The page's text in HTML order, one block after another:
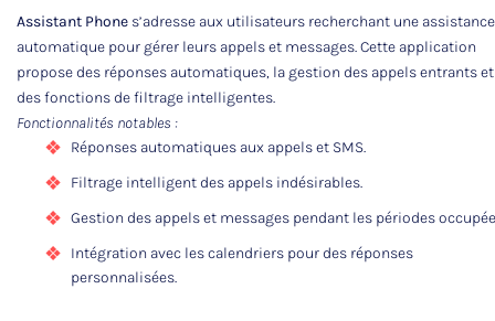
Assistant Phone s’adresse aux utilisateurs recherchant une assistance
automatique pour gérer leurs appels et messages. Cette application
propose des réponses automatiques, la gestion des appels entrants et
des fonctions de filtrage intelligentes.
Fonctionnalités notables :
Réponses automatiques aux appels et SMS.
Filtrage intelligent des appels indésirables.
Gestion des appels et messages pendant les périodes
Intégration avec les calendriers pour des réponses
personnalisées.